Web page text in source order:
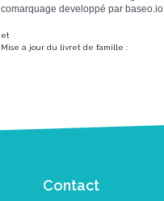
comarquage developpé par baseo.io
et
Mise à jour du livret de famille :
Contact